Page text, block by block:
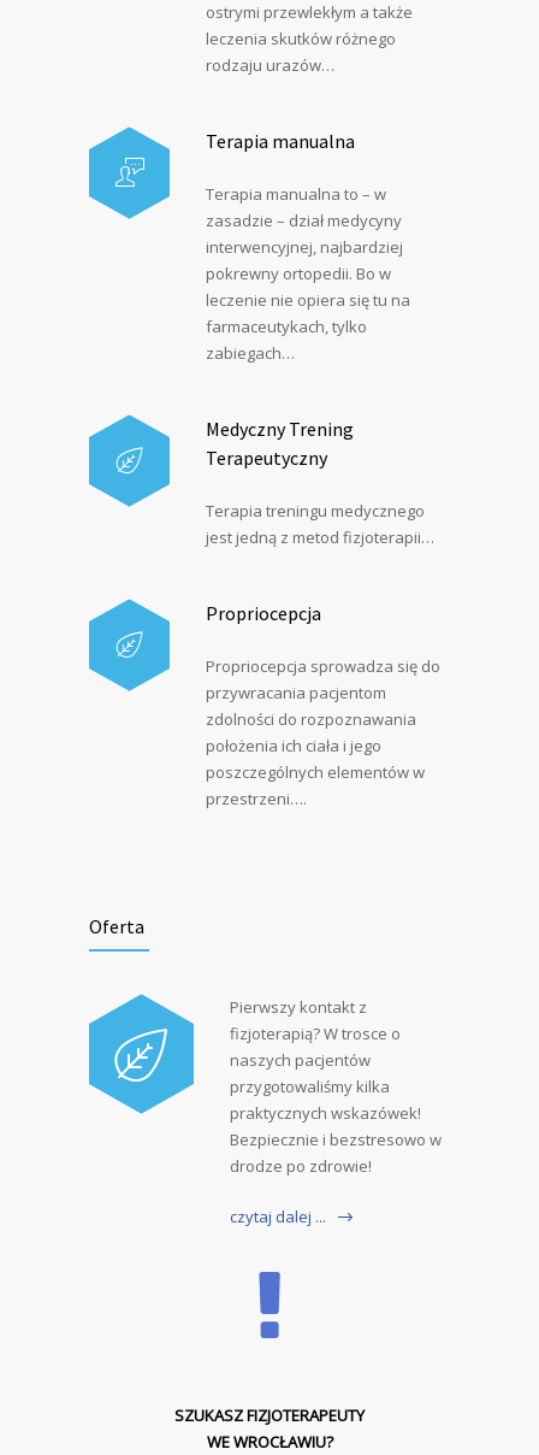
ostrymi przewlekłym a także
leczenia skutków różnego
rodzaju urazów…
Terapia manualna
Terapia manualna to – w
zasadzie – dział medycyny
interwencyjnej, najbardziej
pokrewny ortopedii. Bo w
leczenie nie opiera się tu na
farmaceutykach, tylko
zabiegach…
Medyczny Trening
Terapeutyczny
Terapia treningu medycznego
jest jedną z metod fizjoterapii…
Propriocepcja
Propriocepcja sprowadza się do
przywracania pacjentom
zdolności do rozpoznawania
położenia ich ciała i jego
poszczególnych elementów w
przestrzeni….
Oferta
Pierwszy kontakt z
fizjoterapią? W trosce o
naszych pacjentów
przygotowaliśmy kilka
praktycznych wskazówek!
Bezpiecznie i bezstresowo w
drodze po zdrowie!
czytaj dalej ...
SZUKASZ FIZJOTERAPEUTY
WE WROCŁAWIU?